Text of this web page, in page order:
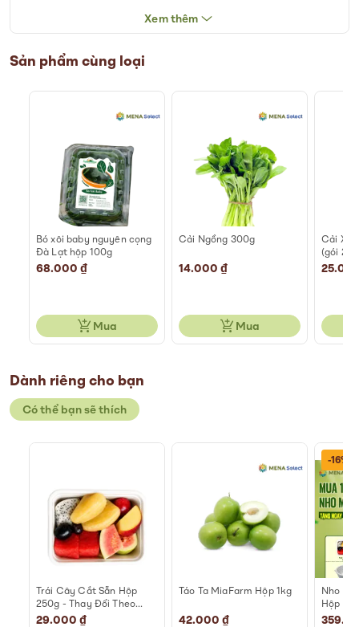
*Lưu ý: Giá đã bao gồm VAT và không bao gồm phí vận
chuyển
Xem thêm
Sản phẩm cùng loại
Bó xôi baby nguyên cọng
Đà Lạt hộp 100g
68.000 ₫
Mua
Cải Ngồng 300g
14.000 ₫
Mua
Cải
(gói
Dành riêng cho bạn
Có thể bạn sẽ thích
Trái Cây Cắt Sẵn Hộp
250g - Thay Đổi Theo
Ngày
29.000 ₫
Táo Ta MiaFarm Hộp 1kg
42.000 ₫
-16%
Nho
Hộp
Special